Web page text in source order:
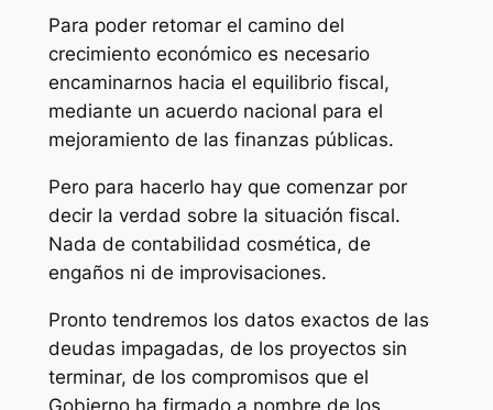
Para poder retomar el camino del
crecimiento económico es necesario
encaminarnos hacia el equilibrio fiscal,
mediante un acuerdo nacional para el
mejoramiento de las finanzas públicas.
Pero para hacerlo hay que comenzar por
decir la verdad sobre la situación fiscal.
Nada de contabilidad cosmética, de
engaños ni de improvisaciones.
Pronto tendremos los datos exactos de las
deudas impagadas, de los proyectos sin
terminar, de los compromisos que el
Gobierno ha firmado a nombre de los